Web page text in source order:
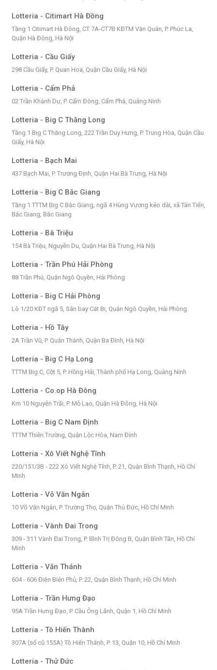
Lotteria - Citimart Hà Đồng
Tầng 1 Citimart Hà Đông, CT 7A-CT7B KĐTM Văn Quán, P. Phúc La,
Quận Hà Đông, Hà Nội
Lotteria - Cầu Giấy
298 Cầu Giấy, P. Quan Hoa, Quận Cầu Giấy, Hà Nội
Lotteria - Cẩm Phả
02 Trần Khánh Dư, P. Cẩm Đông, Cẩm Phả, Quảng Ninh
Lotteria - Big C Thăng Long
Tầng 1 Big C Thăng Long, 222 Trần Duy Hưng, P. Trung Hòa, Quận Cầu
Giấy, Hà Nội
Lotteria - Bạch Mai
437 Bạch Mai, P. Trương Định, Quận Hai Bà Trưng, Hà Nội
Lotteria - Big C Bắc Giang
Tầng 1 TTTM Big C Bắc Giang, ngã 4 Hùng Vương kéo dài, xã Tân Tiến,
Bắc Giang, Bắc Giang
Lotteria - Bà Triệu
154 Bà Triệu, Nguyễn Du, Quận Hai Bà Trưng, Hà Nội
Lotteria - Trần Phú Hải Phòng
88 Trần Phú, Quận Ngô Quyền, Hải Phòng
Lotteria - Big C Hải Phòng
Lô 1/20 KĐT ngã 5, Sân bay Cát Bi, Quận Ngô Quyền, Hải Phòng
Lotteria - Hồ Tây
2A Trần Vũ, P. Quán Thánh, Quận Ba Đình, Hà Nội
Lotteria - Big C Hạ Long
TTTM Big C, Cột 5, P. Hồng Hải, Thành phố Hạ Long, Quảng Ninh
Lotteria - Co.op Hà Đông
Km 10 Nguyễn Trãi, P. Mỗ Lao, Quận Hà Đông, Hà Nội
Lotteria - Big C Nam Định
TTTM Thiên Trường, Quận Lộc Hòa, Nam Định
Lotteria - Xô Viết Nghệ Tĩnh
220/151/3B - 222 Xô Viết Nghệ Tĩnh, P. 21, Quận Bình Thạnh, Hồ Chí
Minh
Lotteria - Võ Văn Ngân
10 Võ Văn Ngân, P. Trường Thọ, Quận Thủ Đức, Hồ Chí Minh
Lotteria - Vành Đai Trong
309 - 311 Vành Đai Trong, P. Bình Trị Đông B, Quận Bình Tân, Hồ Chí
Minh
Lotteria - Văn Thánh
604 - 606 Điện Biên Phủ, P. 22, Quận Bình Thạnh, Hồ Chí Minh
Lotteria - Trần Hưng Đạo
95A Trần Hưng Đạo, P. Cầu Ông Lãnh, Quận 1, Hồ Chí Minh
Lotteria - Tô Hiến Thành
307A (số cũ 155A) Tô Hiến Thành, P. 13, Quận 10, Hồ Chí Minh
Lotteria - Thử Đức